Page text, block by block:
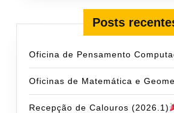
Posts
Oficina de Pensamento
Oficinas de Matemática e
Recepção de Calouros (2026.1)